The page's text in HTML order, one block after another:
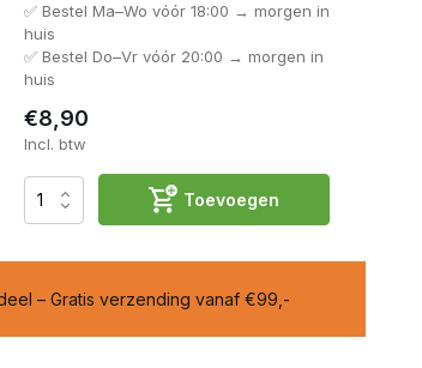
✅ Bestel Ma–Wo vóór 18:00 → morgen in
huis
✅ Bestel Do–Vr vóór 20:00 → morgen in
huis
€8,90
Incl. btw
Toevoegen
– Gratis verzending vanaf €99,-